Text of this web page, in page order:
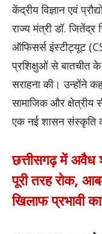
केंद्रीय विज्ञान एवं
राज्य मंत्री डॉ.
ऑफिसर्स इंस्टीट्यूट
प्रशिक्षुओं से बातचीत के
सराहना की। उन्होंने
सामाजिक और क्षेत्रीय
एक नई शासन संस्कृति
छत्तीसगढ़ में अवैध
पूरी तरह रोक,
खिलाफ प्रभावी